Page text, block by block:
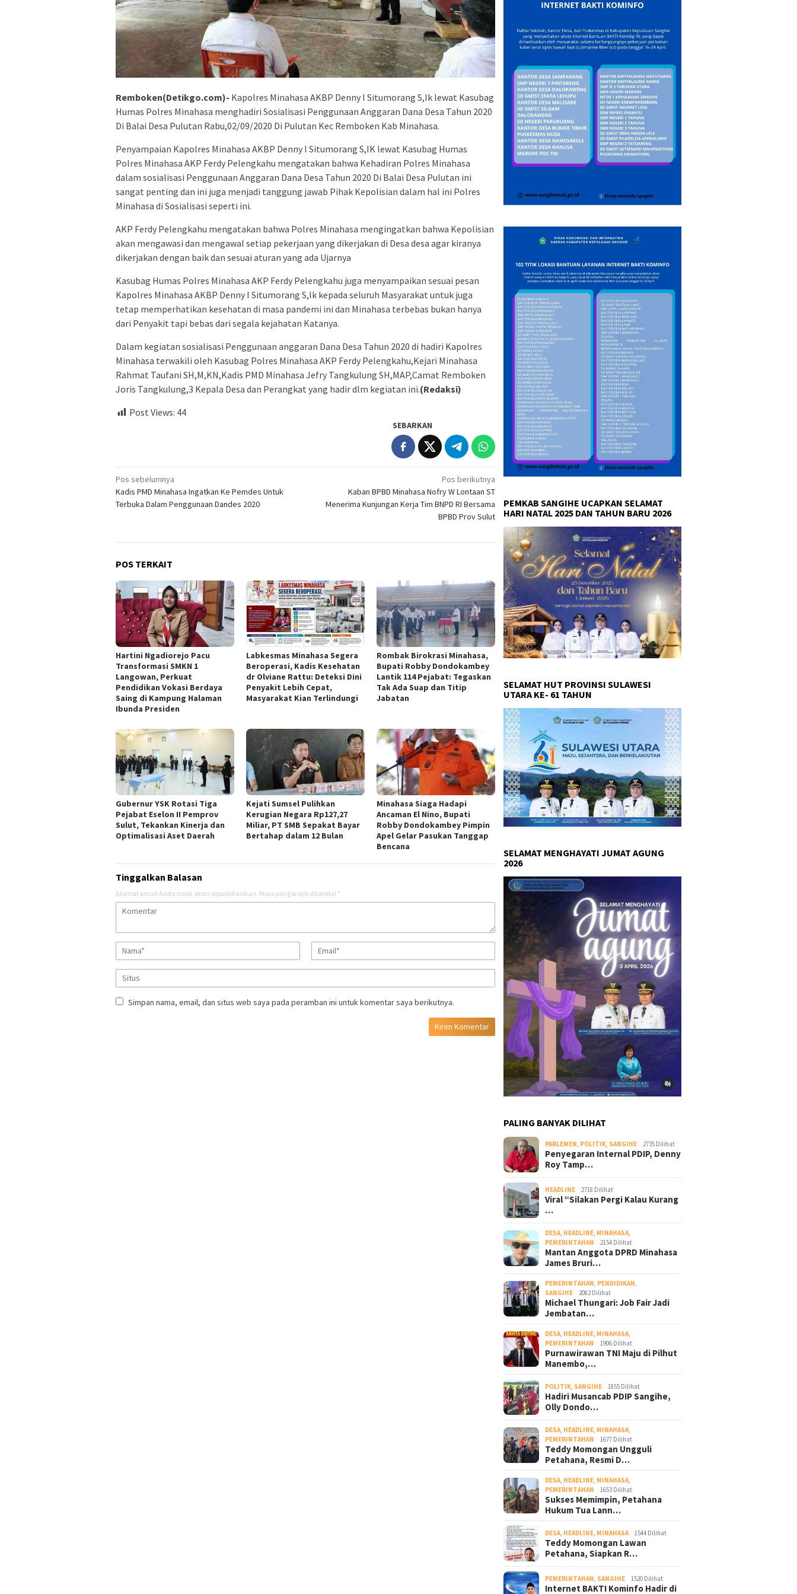
Remboken(Detikgo.com)- Kapolres Minahasa AKBP Denny I Situmorang S,Ik lewat Kasubag
Humas Polres Minahasa menghadiri Sosialisasi Penggunaan Anggaran Dana Desa Tahun 2020
Di Balai Desa Pulutan Rabu,02/09/2020 Di Pulutan Kec Remboken Kab Minahasa.
Penyampaian Kapolres Minahasa AKBP Denny I Situmorang S,IK lewat Kasubag Humas
Polres Minahasa AKP Ferdy Pelengkahu mengatakan bahwa Kehadiran Polres Minahasa
dalam sosialisasi Penggunaan Anggaran Dana Desa Tahun 2020 Di Balai Desa Pulutan ini
sangat penting dan ini juga menjadi tanggung jawab Pihak Kepolisian dalam hal ini Polres
Minahasa di Sosialisasi seperti ini.
AKP Ferdy Pelengkahu mengatakan bahwa Polres Minahasa mengingatkan bahwa Kepolisian
akan mengawasi dan mengawal setiap pekerjaan yang dikerjakan di Desa desa agar kiranya
dikerjakan dengan baik dan sesuai aturan yang ada Ujarnya
Kasubag Humas Polres Minahasa AKP Ferdy Pelengkahu juga menyampaikan sesuai pesan
Kapolres Minahasa AKBP Denny I Situmorang S,Ik kepada seluruh Masyarakat untuk juga
tetap memperhatikan kesehatan di masa pandemi ini dan Minahasa terbebas bukan hanya
dari Penyakit tapi bebas dari segala kejahatan Katanya.
Dalam kegiatan sosialisasi Penggunaan anggaran Dana Desa Tahun 2020 di hadiri Kapolres
Minahasa terwakili oleh Kasubag Polres Minahasa AKP Ferdy Pelengkahu,Kejari Minahasa
Rahmat Taufani SH,M,KN,Kadis PMD Minahasa Jefry Tangkulung SH,MAP,Camat Remboken
Joris Tangkulung,3 Kepala Desa dan Perangkat yang hadir dlm kegiatan ini.(Redaksi)
Post Views: 44
SEBARKAN
Navigasi
pos
Pos sebelumnya
Kadis PMD Minahasa Ingatkan Ke Pemdes Untuk
Terbuka Dalam Penggunaan Dandes 2020
Pos berikutnya
Kaban BPBD Minahasa Nofry W Lontaan ST
Menerima Kunjungan Kerja Tim BNPD RI Bersama
BPBD Prov Sulut
POS TERKAIT
Hartini Ngadiorejo Pacu
Transformasi SMKN 1
Langowan, Perkuat
Pendidikan Vokasi Berdaya
Saing di Kampung Halaman
Ibunda Presiden
Labkesmas Minahasa Segera
Beroperasi, Kadis Kesehatan
dr Olviane Rattu: Deteksi Dini
Penyakit Lebih Cepat,
Masyarakat Kian Terlindungi
Rombak Birokrasi Minahasa,
Bupati Robby Dondokambey
Lantik 114 Pejabat: Tegaskan
Tak Ada Suap dan Titip
Jabatan
Gubernur YSK Rotasi Tiga
Pejabat Eselon II Pemprov
Sulut, Tekankan Kinerja dan
Optimalisasi Aset Daerah
Kejati Sumsel Pulihkan
Kerugian Negara Rp127,27
Miliar, PT SMB Sepakat Bayar
Bertahap dalam 12 Bulan
Minahasa Siaga Hadapi
Ancaman El Nino, Bupati
Robby Dondokambey Pimpin
Apel Gelar Pasukan Tanggap
Bencana
Tinggalkan Balasan
Alamat email Anda tidak akan dipublikasikan. Ruas yang wajib ditandai *
Simpan nama, email, dan situs web saya pada peramban ini untuk komentar saya berikutnya.
PEMKAB SANGIHE UCAPKAN SELAMAT
HARI NATAL 2025 DAN TAHUN BARU 2026
SELAMAT HUT PROVINSI SULAWESI
UTARA KE- 61 TAHUN
SELAMAT MENGHAYATI JUMAT AGUNG
2026
PALING BANYAK DILIHAT
PARLEMEN, POLITIK, SANGIHE 2735 Dilihat
Penyegaran Internal PDIP, Denny
Roy Tamp…
HEADLINE 2718 Dilihat
Viral “Silakan Pergi Kalau Kurang
…
DESA, HEADLINE, MINAHASA,
PEMERINTAHAN
2154 Dilihat
Mantan Anggota DPRD Minahasa
James Bruri…
PEMERINTAHAN, PENDIDIKAN,
SANGIHE
2082 Dilihat
Michael Thungari: Job Fair Jadi
Jembatan…
DESA, HEADLINE, MINAHASA,
PEMERINTAHAN
1906 Dilihat
Purnawirawan TNI Maju di Pilhut
Manembo,…
POLITIK, SANGIHE 1855 Dilihat
Hadiri Musancab PDIP Sangihe,
Olly Dondo…
DESA, HEADLINE, MINAHASA,
PEMERINTAHAN
1677 Dilihat
Teddy Momongan Ungguli
Petahana, Resmi D…
DESA, HEADLINE, MINAHASA,
PEMERINTAHAN
1653 Dilihat
Sukses Memimpin, Petahana
Hukum Tua Lann…
DESA, HEADLINE, MINAHASA 1544 Dilihat
Teddy Momongan Lawan
Petahana, Siapkan R…
PEMERINTAHAN, SANGIHE 1520 Dilihat
Internet BAKTI Kominfo Hadir di